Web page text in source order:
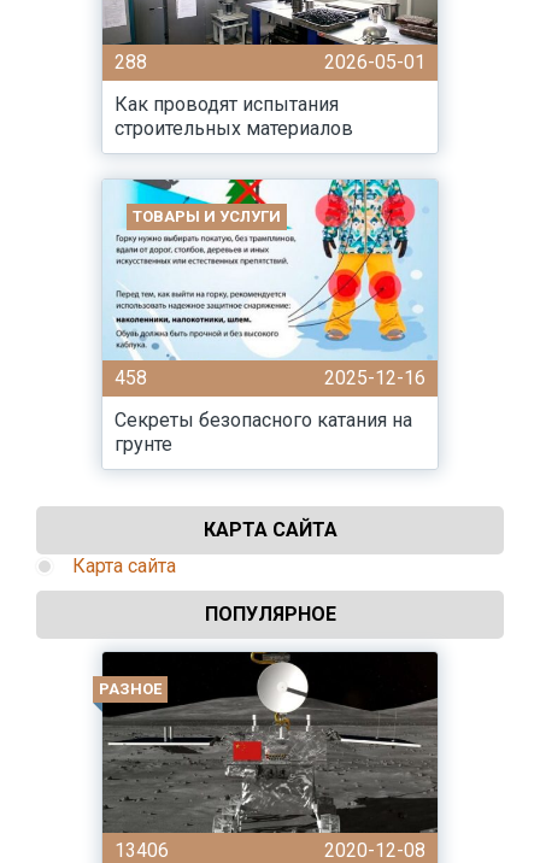
288
2026-05-01
Как проводят испытания
строительных материалов
ТОВАРЫ И УСЛУГИ
458
2025-12-16
Секреты безопасного катания на
грунте
КАРТА САЙТА
Карта сайта
ПОПУЛЯРНОЕ
РАЗНОЕ
13406
2020-12-08